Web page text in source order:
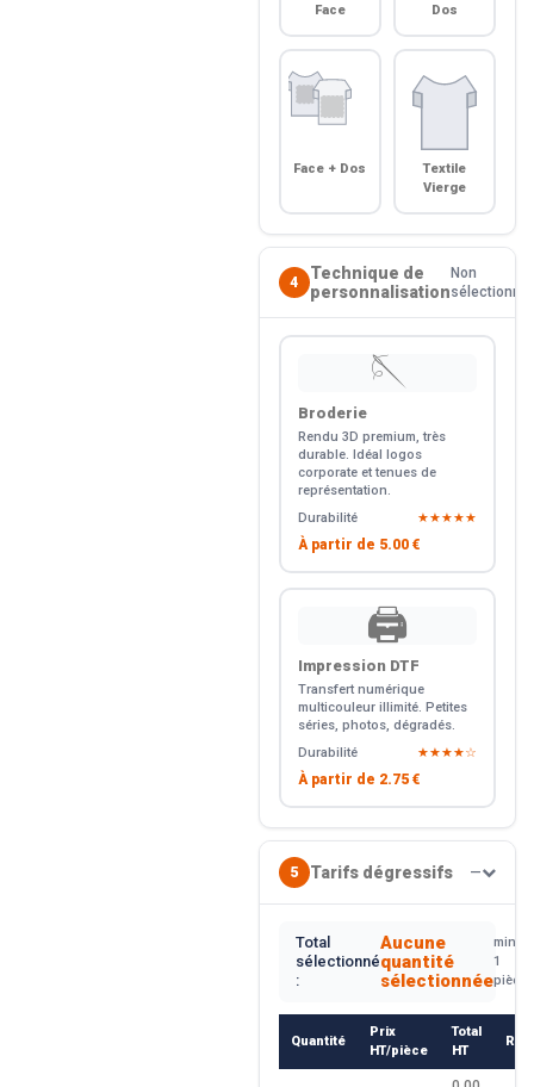
Face Dos
Face + Dos
Textile
Vierge
4
Technique de
personnalisation
Non
sélectionné
🪡
Broderie
Rendu 3D premium, très
durable. Idéal logos
corporate et tenues de
représentation.
Durabilité
★★★★★
À partir de 5.00 €
🖨️
Impression DTF
Transfert numérique
multicouleur illimité. Petites
séries, photos, dégradés.
Durabilité
★★★★☆
À partir de 2.75 €
5 Tarifs dégressifs —
Total
sélectionné
:
Aucune
quantité
sélectionnée
min.
1
pièce
Quantité
Prix
HT/pièce
Total
HT